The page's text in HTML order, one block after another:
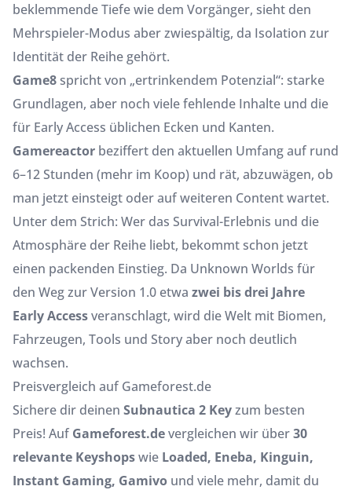
beklemmende Tiefe wie dem Vorgänger, sieht den
Mehrspieler-Modus aber zwiespältig, da Isolation zur
Identität der Reihe gehört.
Game8spricht von „ertrinkendem Potenzial“: starke
Grundlagen, aber noch viele fehlende Inhalte und die
für Early Access üblichen Ecken und Kanten.
Gamereactor beziffert den aktuellen Umfang auf rund
6–12 Stunden (mehr im Koop) und rät, abzuwägen, ob
man jetzt einsteigt oder auf weiteren Content wartet.
Unter dem Strich: Wer das Survival-Erlebnis und die
Atmosphäre der Reihe liebt, bekommt schon jetzt
einen packenden Einstieg. Da Unknown Worlds für
den Weg zur Version 1.0 etwa zwei bis drei Jahre
Early Accessveranschlagt, wird die Welt mit Biomen,
Fahrzeugen, Tools und Story aber noch deutlich
wachsen.
Preisvergleich auf Gameforest.de
Sichere dir deinen Subnautica 2 Keyzum besten
Preis! Auf Gameforest.devergleichen wir über30
relevante Keyshopswie Loaded, Eneba, Kinguin,
Instant Gaming, Gamivo und viele mehr, damit du